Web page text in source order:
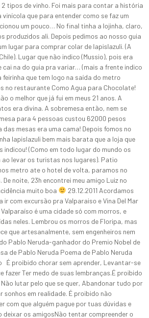
tipos de vinho. Foi mais para contar a história
vinícola que para entender como se faz um
um pouco… No final tinha a lojinha, claro,
produzidos ali. Depois pedimos ao nosso guia
lugar para comprar colar de lapislazuli. (A
Lugar que não indico (Mussio), pois era
na do guia pra variar… (mais a frente indico
que tem logo na saída do metro
no restaurante Como Agua para Chocolate!
o melhor que já fui em meus 21 anos. A
era divina. A sobremesa então, nem se
para 4 pessoas custou 62000 pesos
das mesas era uma cama! Depois fomos no
lapislazuli bem mais barata que a loja que
indicou! (Como em todo lugar do mundo os
ao levar os turistas nos lugares). Patio
metro ate o hotel de volta, paramos no
noite, 23h encontrei meu amigo Luiz no
muito boa
29.12.2011 Acordamos
ir com excursão pra Valparaiso e Vina Del Mar
é uma cidade só com morros, e
neles. Lembrou os morros de Floripa, mas
que artesanalmente, sem engenheiros nem
Pablo Neruda-ganhador do Premio Nobel de
de Pablo Neruda Poema de Pablo Neruda
proibido chorar sem aprender, Levantar-se
fazer Ter medo de suas lembranças.É proibido
lutar pelo que se quer, Abandonar tudo por
sonhos em realidade. É proibido não
com que alguém pague por tuas dúvidas e
deixar os amigosNão tentar compreender o